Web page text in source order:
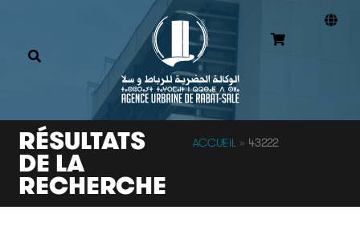
RÉSULTATS
DE LA
RECHERCHE
ACCUEIL » 43222